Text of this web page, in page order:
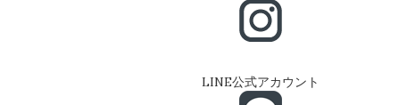
LINE公式アカウント